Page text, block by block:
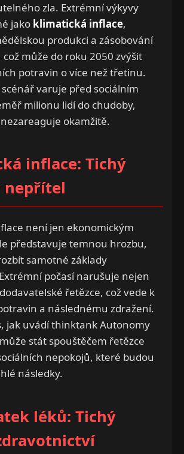
zla. Extrémní výkyvy
jako klimatická inflace,
produkci a zásobování
může do roku 2050 zvýšit
potravin o více než třetinu.
varuje před sociálním
milionu lidí do chudoby,
okamžitě.
inflace: Tichý
nepřítel
není jen ekonomickým
představuje temnou hrozbu,
samotné základy
počasí narušuje nejen
řetězce, což vede k
a následnému zdražení.
jak uvádí thinktank Autonomy
stát spouštěčem řetězce
nepokojů, které budou
následky.
léků: Tichý